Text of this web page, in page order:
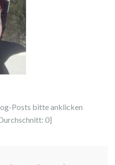
Posts bitte anklicken
0]